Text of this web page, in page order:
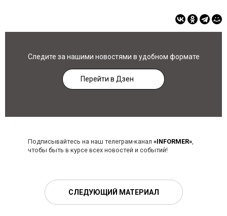
Следите за нашими новостями в удобном формате
Перейти в Дзен
Подписывайтесь на наш телеграм-канал «INFORMER»,
чтобы быть в курсе всех новостей и событий!
СЛЕДУЮЩИЙ МАТЕРИАЛ